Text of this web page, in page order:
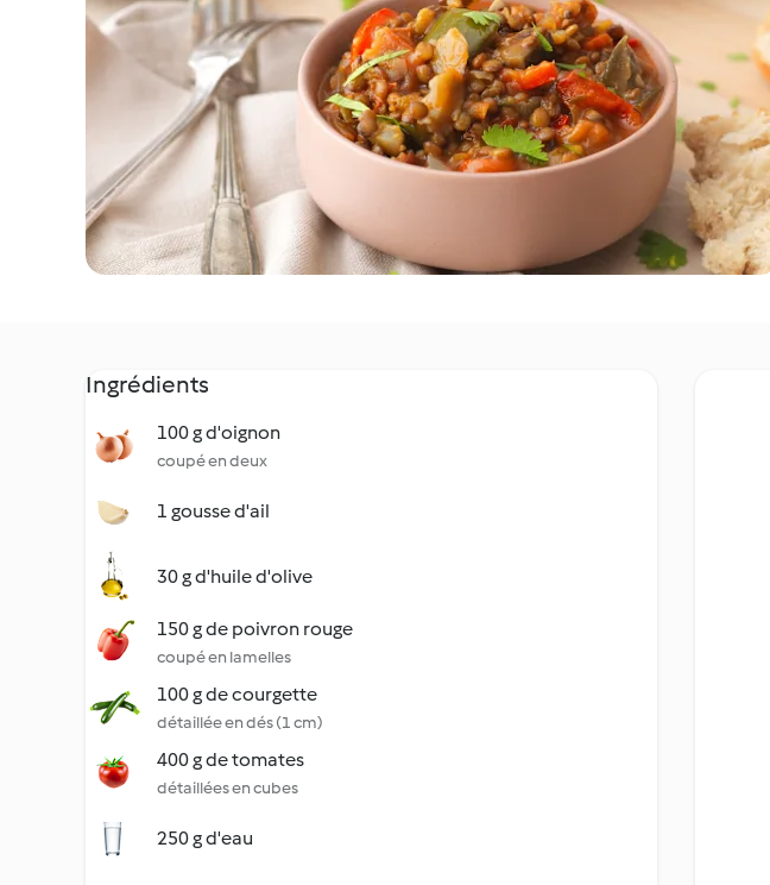
Ingrédients
100 g d'oignon
coupé en deux
1 gousse d'ail
30 g d'huile d'olive
150 g de poivron rouge
coupé en lamelles
100 g de courgette
détaillée en dés (1 cm)
400 g de tomates
détaillées en cubes
250 g d'eau